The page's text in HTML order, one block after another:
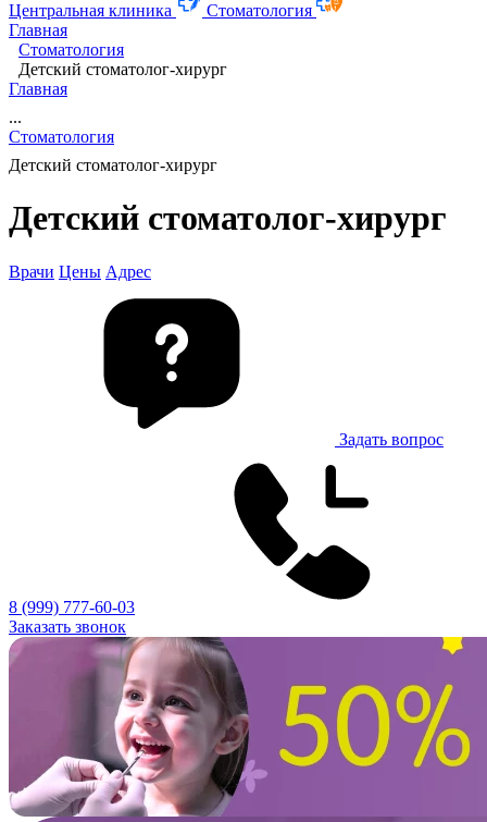
Центральная клиника
Стоматология
Главная
Стоматология
Детский стоматолог-хирург
Главная
...
Стоматология
Детский стоматолог-хирург
Детский стоматолог-хирург
Врачи Цены Адрес
Задать вопрос
8 (999) 777-60-03
Заказать звонок